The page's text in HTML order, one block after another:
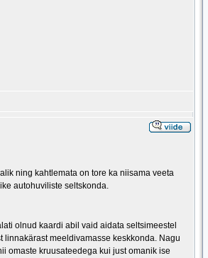
ning kahtlemata on tore ka niisama veeta
autohuviliste seltskonda.
olnud kaardi abil vaid aidata seltsimeestel
meeldivamasse keskkonda. Nagu
omaste kruusateedega kui just omanik ise